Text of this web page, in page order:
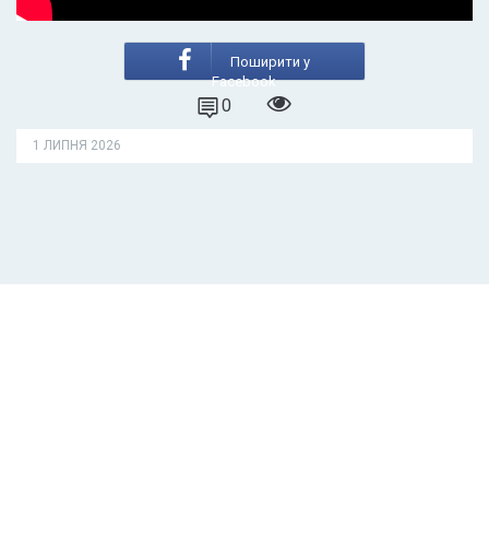
Поширити у
Facebook
0
1 ЛИПНЯ 2026